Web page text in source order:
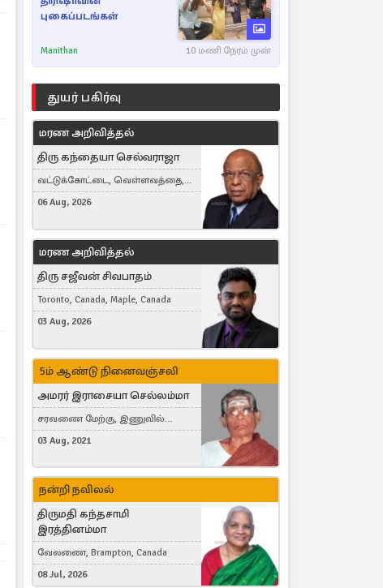
புகைப்படங்கள்
Manithan 10 மணி நேரம் முன்
துயர் பகிர்வு
மரண அறிவித்தல்
திரு கந்தையா செல்வராஜா
வட்டுக்கோட்டை, வெள்ளவத்தை,
Toronto, Canada
06 Aug, 2026
மரண அறிவித்தல்
திரு சஜீவன் சிவபாதம்
Toronto, Canada, Maple, Canada
03 Aug, 2026
5ம் ஆண்டு நினைவஞ்சலி
அமரர் இராசையா செல்லம்மா
சரவணை மேற்கு, இணுவில்
கிழக்கு
03 Aug, 2021
நன்றி நவிலல்
திருமதி கந்தசாமி
இரத்தினம்மா
வேலணை, Brampton, Canada
08 Jul, 2026